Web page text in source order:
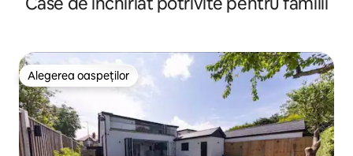
Alegerea oaspeților
Alegerea oaspeților